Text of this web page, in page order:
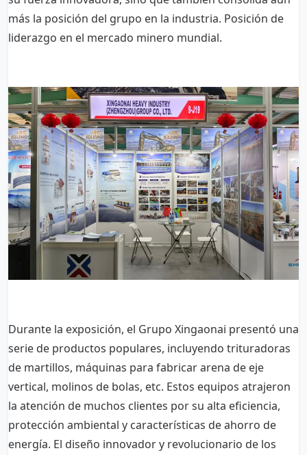
más la posición del grupo en la industria. Posición de
liderazgo en el mercado minero mundial.
Durante la exposición, el Grupo Xingaonai presentó una
serie de productos populares, incluyendo trituradoras
de martillos, máquinas para fabricar arena de eje
vertical, molinos de bolas, etc. Estos equipos atrajeron
la atención de muchos clientes por su alta eficiencia,
protección ambiental y características de ahorro de
energía. El diseño innovador y revolucionario de los